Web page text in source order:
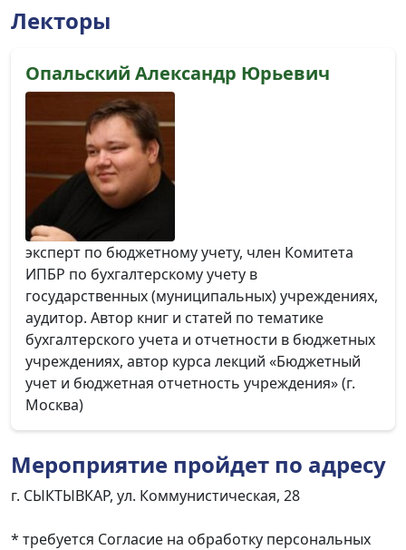
Лекторы
Опальский Александр Юрьевич
эксперт по бюджетному учету, член Комитета
ИПБР по бухгалтерскому учету в
государственных (муниципальных) учреждениях,
аудитор. Автор книг и статей по тематике
бухгалтерского учета и отчетности в бюджетных
учреждениях, автор курса лекций «Бюджетный
учет и бюджетная отчетность учреждения» (г.
Москва)
Мероприятие пройдет по адресу
г. СЫКТЫВКАР, ул. Коммунистическая, 28
* требуется Согласие на обработку персональных